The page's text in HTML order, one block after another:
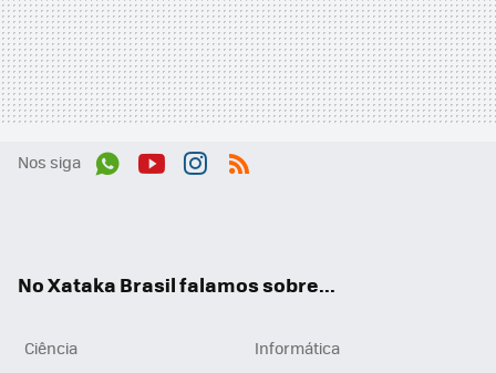
Nos siga
No Xataka Brasil falamos sobre...
Ciência
Informática